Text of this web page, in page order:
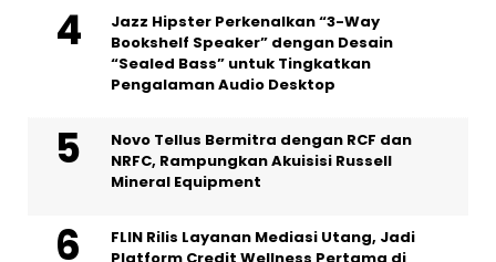
Jazz Hipster Perkenalkan “3-Way
Bookshelf Speaker” dengan Desain
“Sealed Bass” untuk Tingkatkan
Pengalaman Audio Desktop
Novo Tellus Bermitra dengan RCF dan
NRFC, Rampungkan Akuisisi Russell
Mineral Equipment
FLIN Rilis Layanan Mediasi Utang, Jadi